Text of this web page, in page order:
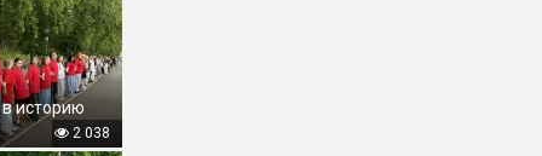
историю
2 038